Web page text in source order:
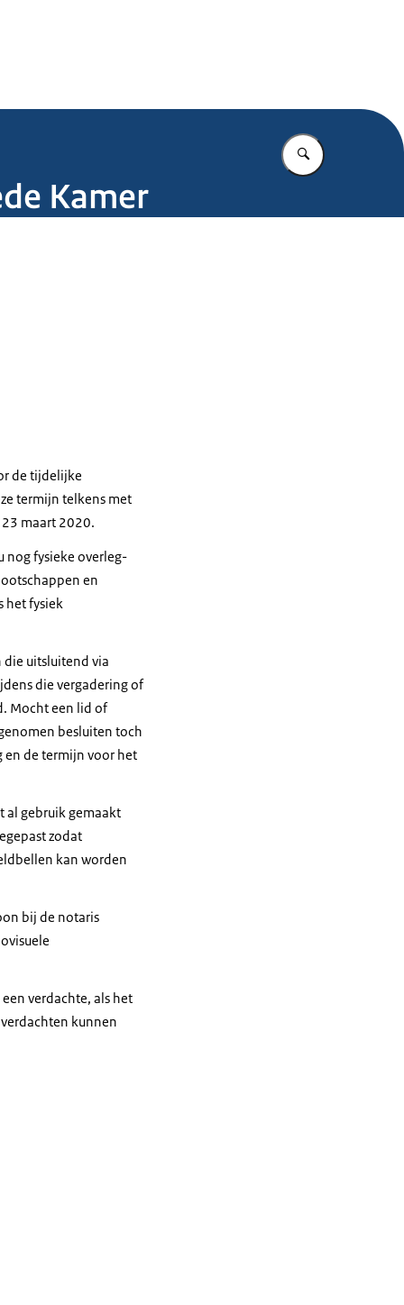
Vul in wat u
Kamer
de tijdelijke
termijn telkens met
maart 2020.
nog fysieke overleg-
en
het fysiek
die uitsluitend via
die vergadering of
Mocht een lid of
besluiten toch
en de termijn voor het
al gebruik gemaakt
zodat
kan worden
bij de notaris
verdachte, als het
kunnen